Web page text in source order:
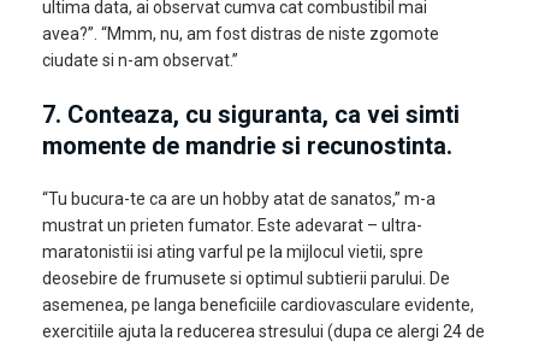
ultima data, ai observat cumva cat combustibil mai
avea?”. “Mmm, nu, am fost distras de niste zgomote
ciudate si n-am observat.”
7. Conteaza, cu siguranta, ca vei simti
momente de mandrie si recunostinta.
“Tu bucura-te ca are un hobby atat de sanatos,” m-a
mustrat un prieten fumator. Este adevarat – ultra-
maratonistii isi ating varful pe la mijlocul vietii, spre
deosebire de frumusete si optimul subtierii parului. De
asemenea, pe langa beneficiile cardiovasculare evidente,
exercitiile ajuta la reducerea stresului (dupa ce alergi 24 de